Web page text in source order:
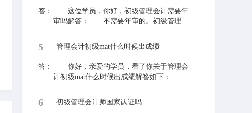
学员们还有什么不了解的地方可以关注本
站，查看答疑下的相关问题，希望能够解决
大家疑惑。
答：
这位学员，你好，初级管理会计需要年
审吗解答： 不需要年审的。初级管理会
效期为两年，两年通过所有科目，中总协颁
发资格认证证书。 如果同学还有其他的
疑问，欢迎提出来，老师和大家一起交流学
习!
5 管理会计初级mat什么时候出成绩
答：
你好，亲爱的学员，看了你关于管理会
计初级mat什么时候出成绩解答如下：
束25天左右，具体时间根据中总协成绩通
知，如：2019年7月28日考试：成绩查询时
6 初级管理会计师国家认证吗